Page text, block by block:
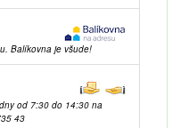
Balíkovna je všude!
od 7:30 do 14:30 na
43